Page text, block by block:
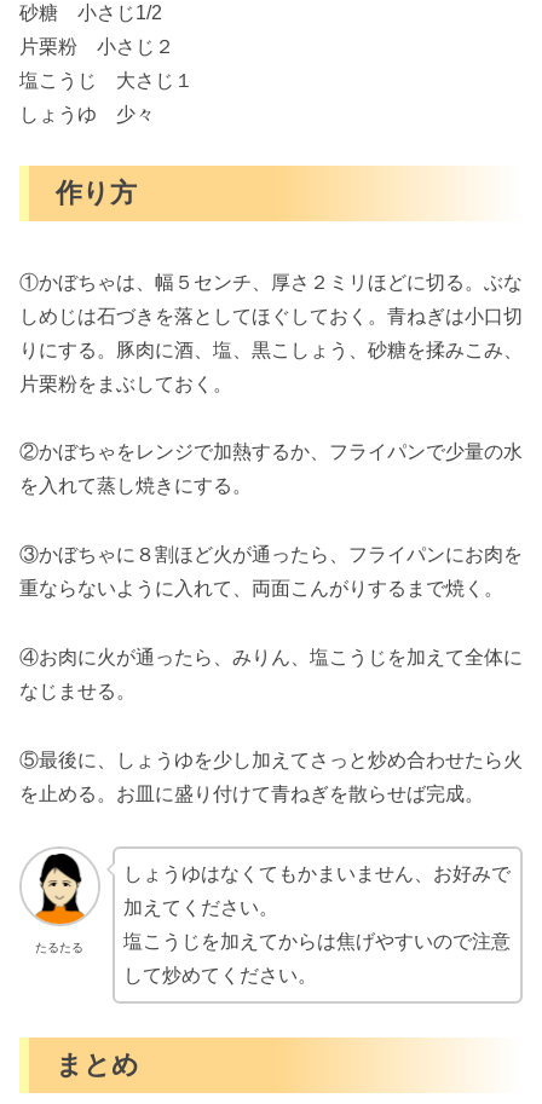
砂糖 小さじ1/2
片栗粉 小さじ２
塩こうじ 大さじ１
しょうゆ 少々
作り方
①かぼちゃは、幅５センチ、厚さ２ミリほどに切る。ぶな
しめじは石づきを落としてほぐしておく。青ねぎは小口切
りにする。豚肉に酒、塩、黒こしょう、砂糖を揉みこみ、
片栗粉をまぶしておく。
②かぼちゃをレンジで加熱するか、フライパンで少量の水
を入れて蒸し焼きにする。
③かぼちゃに８割ほど火が通ったら、フライパンにお肉を
重ならないように入れて、両面こんがりするまで焼く。
④お肉に火が通ったら、みりん、塩こうじを加えて全体に
なじませる。
⑤最後に、しょうゆを少し加えてさっと炒め合わせたら火
を止める。お皿に盛り付けて青ねぎを散らせば完成。
たるたる
しょうゆはなくてもかまいません、お好みで
加えてください。
塩こうじを加えてからは焦げやすいので注意
して炒めてください。
まとめ